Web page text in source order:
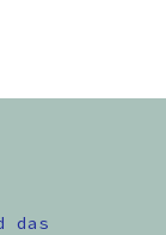
das